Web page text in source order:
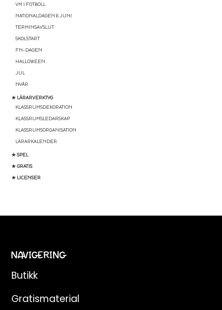
VM I FOTBOLL
NATIONALDAGEN 6 JUNI
TERMINSAVSLUT
SKOLSTART
FN-DAGEN
HALLOWEEN
JUL
NYÅR
★ LÄRARVERKTYG
KLASSRUMSDEKORATION
KLASSRUMSLEDARSKAP
KLASSRUMSORGANISATION
LÄRARKALENDER
★ SPEL
★ GRATIS
★ LICENSER
NAVIGERING
Butikk
Gratismaterial